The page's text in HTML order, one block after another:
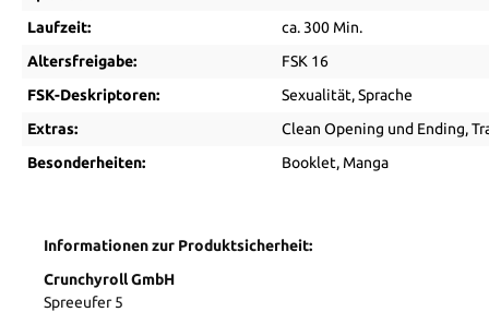
Laufzeit:
ca. 300 Min.
Altersfreigabe:
FSK 16
FSK-Deskriptoren:
Sexualität, Sprache
Extras:
Clean Opening und Ending,
Besonderheiten:
Booklet, Manga
Informationen zur Produktsicherheit:
Crunchyroll GmbH
Spreeufer 5